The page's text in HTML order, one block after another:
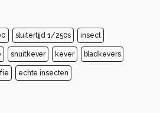
sluitertijd 1/250s insect
snuitkever kever bladkevers
echte insecten